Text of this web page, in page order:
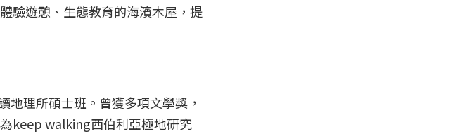
驗遊憩、生態教育的海濱木屋，提
理所碩士班。曾獲多項文學獎，
keep walking西伯利亞極地研究